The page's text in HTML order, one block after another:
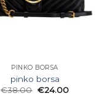
PINKO BORSA
pinko borsa
€38.00 €24.00